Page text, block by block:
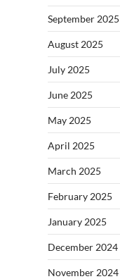
September 2025
August 2025
July 2025
June 2025
May 2025
April 2025
March 2025
February 2025
January 2025
December 2024
November 2024